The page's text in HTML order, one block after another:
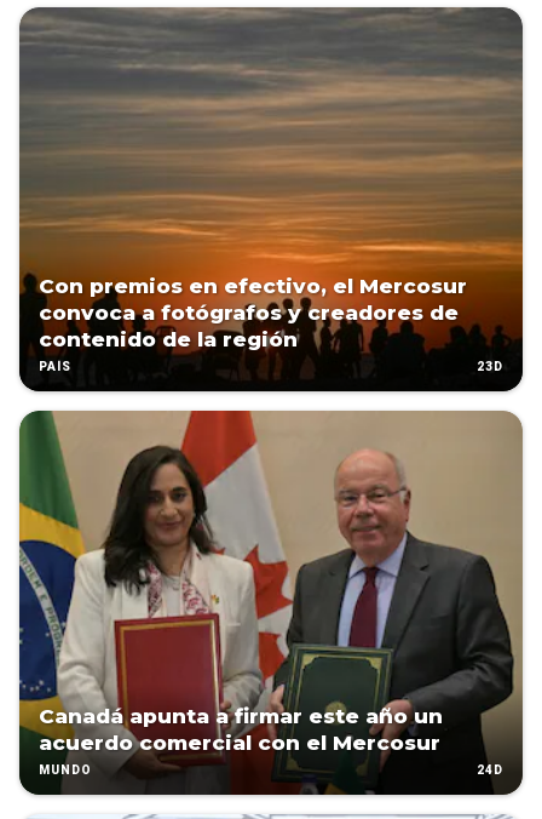
Con premios en efectivo, el Mercosur
convoca a fotógrafos y creadores de
contenido de la región
PAÍS 23D
Canadá apunta a firmar este año un
acuerdo comercial con el Mercosur
MUNDO 24D